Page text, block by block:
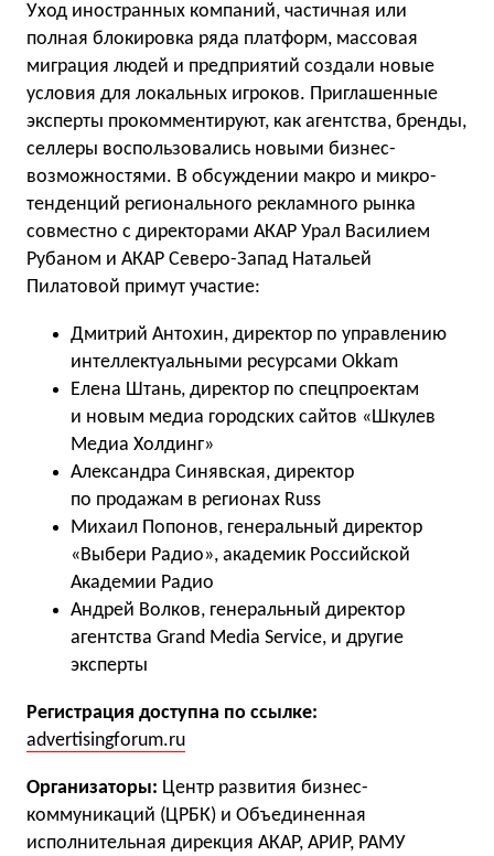
Уход иностранных компаний, частичная или
полная блокировка ряда платформ, массовая
миграция людей и предприятий создали новые
условия для локальных игроков. Приглашенные
эксперты прокомментируют, как агентства, бренды,
селлеры воспользовались новыми бизнес-
возможностями. В обсуждении макро и микро-
тенденций регионального рекламного рынка
совместно с директорами АКАР Урал Василием
Рубаном и АКАР Северо-Запад Натальей
Пилатовой примут участие:
Дмитрий Антохин, директор по управлению
интеллектуальными ресурсами Okkam
Елена Штань, директор по спецпроектам
и новым медиа городских сайтов «Шкулев
Медиа Холдинг»
Александра Синявская, директор
по продажам в регионах Russ
Михаил Попонов, генеральный директор
«Выбери Радио», академик Российской
Академии Радио
Андрей Волков, генеральный директор
агентства Grand Media Service, и другие
эксперты
Регистрация доступна по ссылке:
advertisingforum.ru
Организаторы: Центр развития бизнес-
коммуникаций (ЦРБК) и Объединенная
исполнительная дирекция АКАР, АРИР, РАМУ